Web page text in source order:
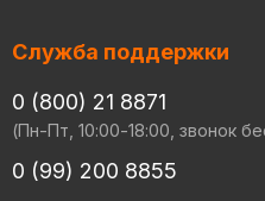
Служба поддержки
0 (800) 21 8871
(Пн-Пт, 10:00-18:00, звонок
0 (99) 200 8855